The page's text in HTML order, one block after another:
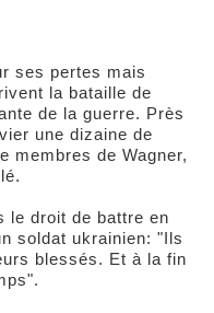
ses pertes mais
la bataille de
de la guerre. Près
une dizaine de
membres de Wagner,
le droit de battre en
soldat ukrainien: "Ils
blessés. Et à la fin